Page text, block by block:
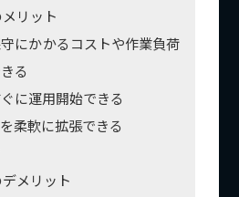
リット
にかかるコストや作業負荷
る
に運用開始できる
柔軟に拡張できる
メリット